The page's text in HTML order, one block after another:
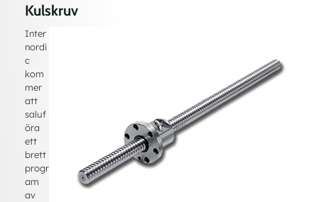
Kulskruv
Inter
nordi
c
kom
mer
att
saluf
öra
ett
brett
progr
am
av